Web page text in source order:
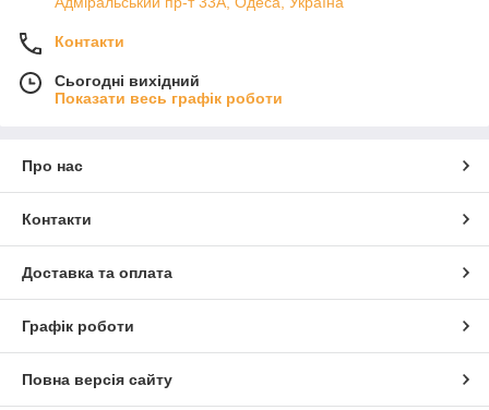
Контакти
Сьогодні вихідний
Показати весь графік роботи
Про нас
Контакти
Доставка та оплата
Графік роботи
Повна версія сайту